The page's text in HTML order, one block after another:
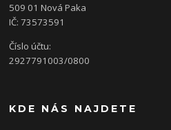
509 01 Nová Paka
IČ: 73573591
Číslo účtu:
2927791003/0800
KDE NÁS NAJDETE